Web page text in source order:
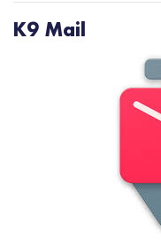
K9 Mail